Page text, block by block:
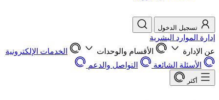
تسجيل الدخول
إدارة الموارد البشرية
عن الإدارة
الأقسام والوحدات
الخدمات الإلكترونية
الأسئلة الشائعة
التواصل والدعم
أكثر